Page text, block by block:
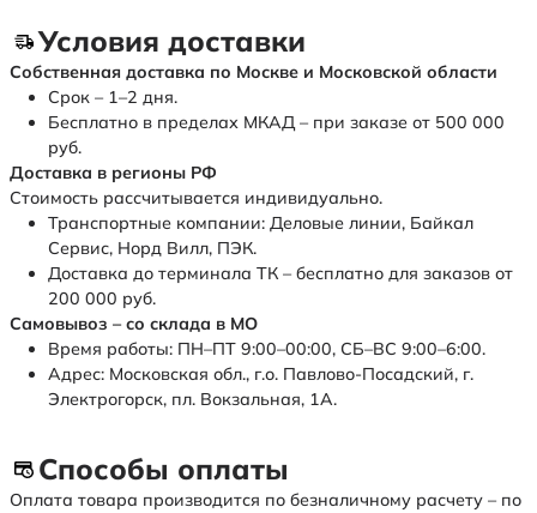
Условия доставки
Собственная доставка по Москве и Московской области
Срок – 1–2 дня.
Бесплатно в пределах МКАД – при заказе от 500 000
руб.
Доставка в регионы РФ
Стоимость рассчитывается индивидуально.
Транспортные компании: Деловые линии, Байкал
Сервис, Норд Вилл, ПЭК.
Доставка до терминала ТК – бесплатно для заказов от
200 000 руб.
Самовывоз – со склада в МО
Время работы: ПН–ПТ 9:00–00:00, СБ–ВС 9:00–6:00.
Адрес: Московская обл., г.о. Павлово-Посадский, г.
Электрогорск, пл. Вокзальная, 1А.
Способы оплаты
Оплата товара производится по безналичному расчету – по